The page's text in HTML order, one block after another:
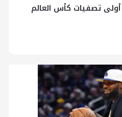
أولى تصفيات كأس العالم